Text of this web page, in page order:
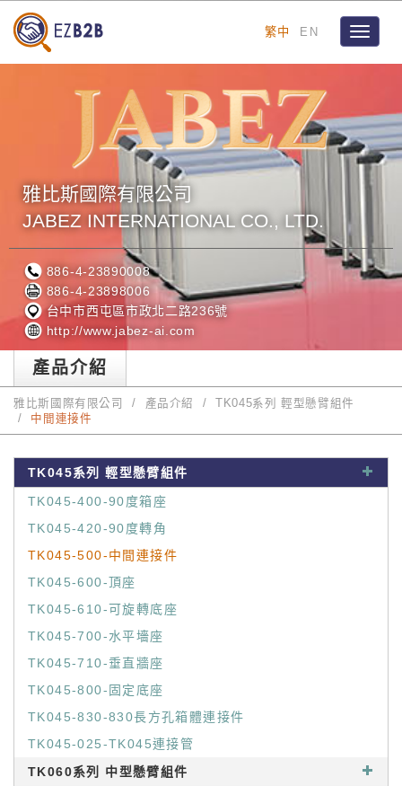
繁中 EN
Toggle
雅比斯國際有限公司
JABEZ INTERNATIONAL CO., LTD.
886-4-23890008
886-4-23898006
台中市西屯區市政北二路236號
http://www.jabez-ai.com
產品介紹
雅比斯國際有限公司 產品介紹
TK045系列 輕型懸臂組件
中間連接件
TK045系列 輕型懸臂組件
TK045-400-90度箱座
TK045-420-90度轉角
TK045-500-中間連接件
TK045-600-頂座
TK045-610-可旋轉底座
TK045-700-水平墻座
TK045-710-垂直牆座
TK045-800-固定底座
TK045-830-830長方孔箱體連接件
TK045-025-TK045連接管
TK060系列 中型懸臂組件